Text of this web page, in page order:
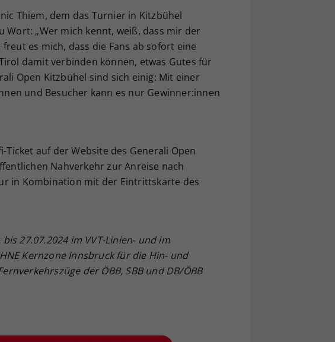
Thiem, dem das Turnier in Kitzbühel
Wort: „Wer mich kennt, weiß, dass mir der
es mich, dass die Fans ab sofort eine
damit verbinden können, etwas Gutes für
Open Kitzbühel sind sich einig: Mit einer
und Besucher kann es nur Gewinner:innen
auf der Website des Generali Open
Nahverkehr zur Anreise nach
in Kombination mit der Eintrittskarte des
27.07.2024 im VVT-Linien- und im
Kernzone Innsbruck für die Hin- und
der ÖBB, SBB und DB/ÖBB